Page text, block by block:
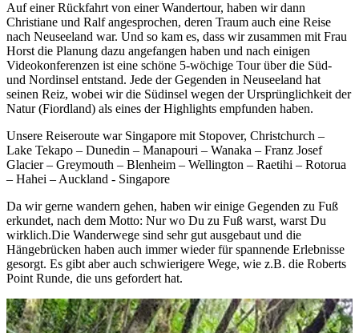
Auf einer Rückfahrt von einer Wandertour, haben wir dann
Christiane und Ralf angesprochen, deren Traum auch eine Reise
nach Neuseeland war. Und so kam es, dass wir zusammen mit Frau
Horst die Planung dazu angefangen haben und nach einigen
Videokonferenzen ist eine schöne 5-wöchige Tour über die Süd-
und Nordinsel entstand. Jede der Gegenden in Neuseeland hat
seinen Reiz, wobei wir die Südinsel wegen der Ursprünglichkeit der
Natur (Fiordland) als eines der Highlights empfunden haben.
Unsere Reiseroute war Singapore mit Stopover, Christchurch –
Lake Tekapo – Dunedin – Manapouri – Wanaka – Franz Josef
Glacier – Greymouth – Blenheim – Wellington – Raetihi – Rotorua
– Hahei – Auckland - Singapore
Da wir gerne wandern gehen, haben wir einige Gegenden zu Fuß
erkundet, nach dem Motto: Nur wo Du zu Fuß warst, warst Du
wirklich.Die Wanderwege sind sehr gut ausgebaut und die
Hängebrücken haben auch immer wieder für spannende Erlebnisse
gesorgt. Es gibt aber auch schwierigere Wege, wie z.B. die Roberts
Point Runde, die uns gefordert hat.